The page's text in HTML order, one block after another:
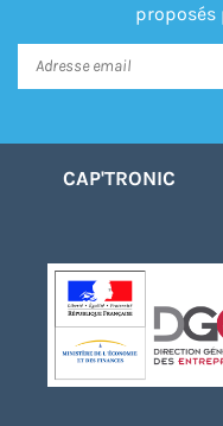
proposés
CAP'TRONIC